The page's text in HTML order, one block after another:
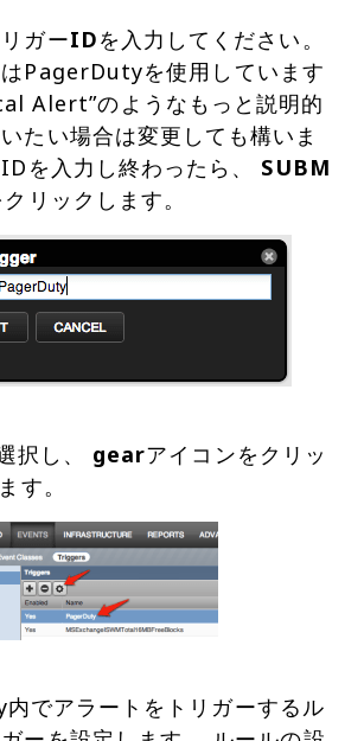
ガーIDを入力してください。
PagerDutyを使用しています
Alert”のようなもっと説明的
たい場合は変更しても構いま
を入力し終わったら、 SUBM
択し、 gearアイコンをクリッ
す。
でアラートをトリガーするル